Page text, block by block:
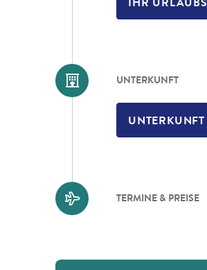
UNTERKUNFT
TERMINE & PREISE